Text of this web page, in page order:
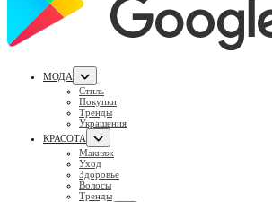
МОДА
Стиль
Покупки
Тренды
Украшения
КРАСОТА
Макияж
Уход
Здоровье
Волосы
Тренды